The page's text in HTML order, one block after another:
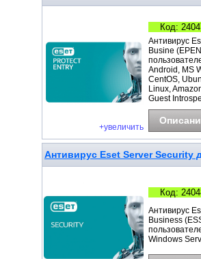
+увеличить
Код:
Антивирус
Busine
Android, MS
CentOS,
Linux,
Guest
Антивирус Eset Server Security
Код:
Антивирус
Business
Windows